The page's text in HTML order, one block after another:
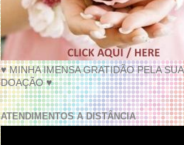
♥ MINHA IMENSA GRATIDÃO PELA SUA
DOAÇÃO ♥
ATENDIMENTOS A DISTÂNCIA